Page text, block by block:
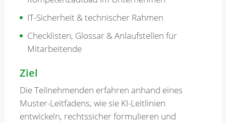
IT-Sicherheit & technischer Rahmen
Checklisten, Glossar & Anlaufstellen für
Mitarbeitende
Ziel
Die Teilnehmenden erfahren anhand eines
Muster-Leitfadens, wie sie KI-Leitlinien
entwickeln, rechtssicher formulieren und